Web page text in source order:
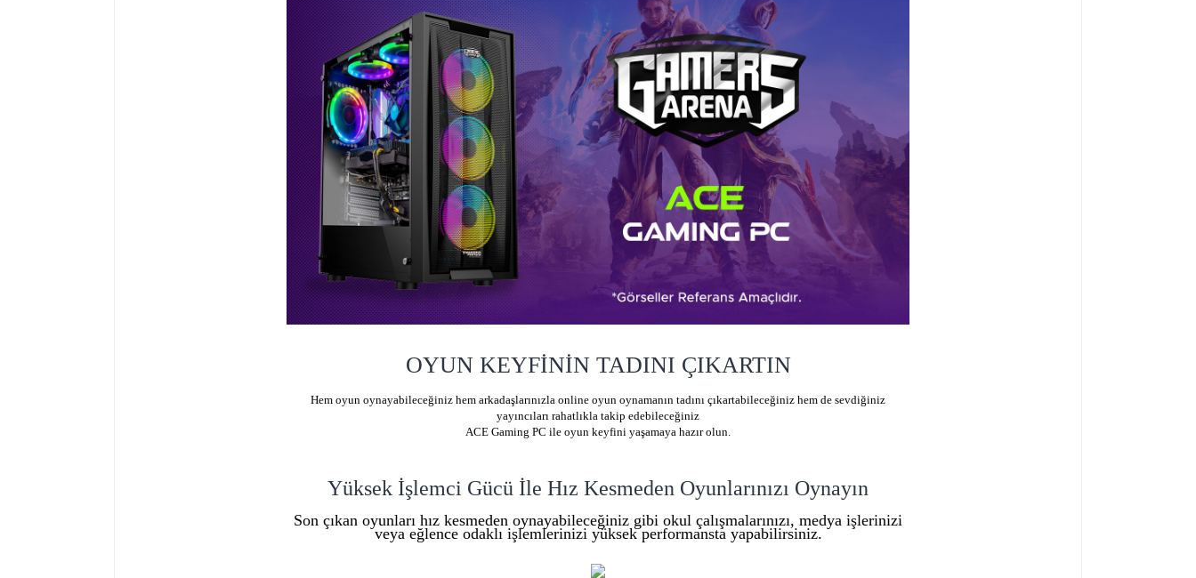
OYUN KEYFİNİN TADINI ÇIKARTIN
Hem oyun oynayabileceğiniz hem arkadaşlarınızla online oyun oynamanın tadını çıkartabileceğiniz hem de sevdiğiniz
yayıncıları rahatlıkla takip edebileceğiniz
ACE Gaming PC ile oyun keyfini yaşamaya hazır olun.
Yüksek İşlemci Gücü İle Hız Kesmeden Oyunlarınızı Oynayın
Son çıkan oyunları hız kesmeden oynayabileceğiniz gibi okul çalışmalarınızı, medya işlerinizi
veya eğlence odaklı işlemlerinizi yüksek performansta yapabilirsiniz.